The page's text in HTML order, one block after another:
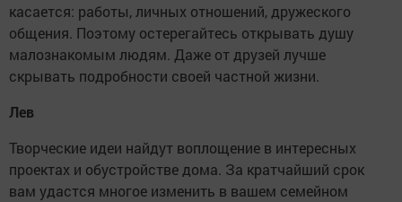
касается: работы, личных отношений, дружеского
общения. Поэтому остерегайтесь открывать душу
малознакомым людям. Даже от друзей лучше
скрывать подробности своей частной жизни.
Лев
Творческие идеи найдут воплощение в интересных
проектах и обустройстве дома. За кратчайший срок
вам удастся многое изменить в вашем семейном